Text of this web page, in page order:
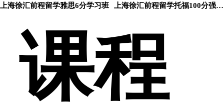
上海徐汇前程留学雅思6分学习班 上海徐汇前程留学托福100分强化班
课程